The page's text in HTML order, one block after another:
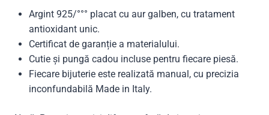
Argint 925/°°° placat cu aur galben, cu tratament
antioxidant unic.
Certificat de garanție a materialului.
Cutie și pungă cadou incluse pentru fiecare piesă.
Fiecare bijuterie este realizată manual, cu precizia
inconfundabilă Made in Italy.